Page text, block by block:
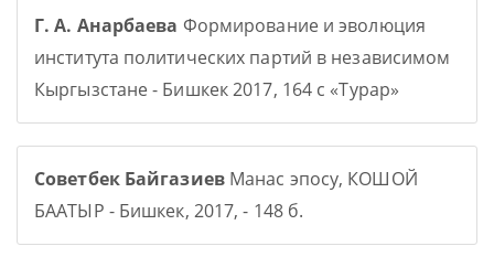
Г. А. Анарбаева Формирование и эволюция
института политических партий в независимом
Кыргызстане - Бишкек 2017, 164 с «Турар»
Советбек БайгазиевМанас эпосу, КОШОЙ
БААТЫР - Бишкек, 2017, - 148 б.